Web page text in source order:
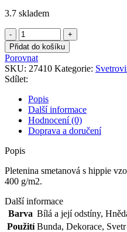
3.7 skladem
Pletenina
smetanová
s
hippie
vzorem
s
třásněmi
množství
Přidat do košíku
Porovnat
SKU: 27410 Kategorie:
Sdílet:
Popis
Další informace
Hodnocení (0)
Doprava a doručení
Popis
Pletenina smetanová s hippie
400 g/m2.
Další informace
Barva Bílá a její odstíny,
Použití Bunda, Dekorace, Svetr